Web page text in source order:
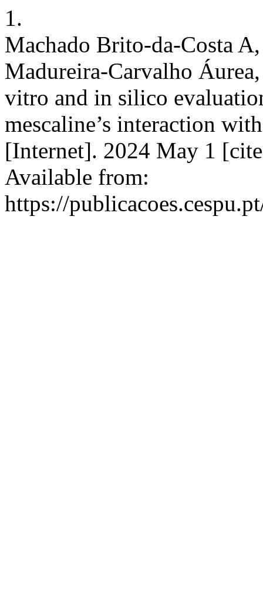
1.
Machado Brito-da-Costa
Madureira-Carvalho
vitro and in silico
mescaline’s interaction
[Internet]. 2024 May 1
Available from:
https://